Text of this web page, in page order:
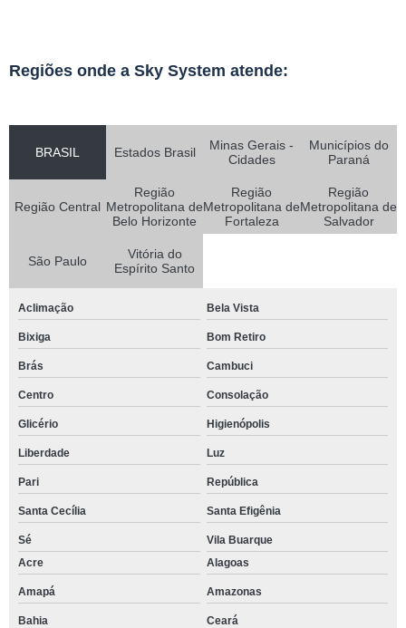
Regiões onde a Sky System atende:
BRASIL Estados Brasil
Minas Gerais -
Cidades
Municípios do
Paraná
Região Central
Região
Metropolitana de
Belo Horizonte
Região
Metropolitana de
Fortaleza
Região
Metropolitana de
Salvador
São Paulo
Vitória do
Espírito Santo
Aclimação Bela Vista
Bixiga Bom Retiro
Brás Cambuci
Centro Consolação
Glicério Higienópolis
Liberdade Luz
Pari República
Santa Cecília Santa Efigênia
Sé
Vila Buarque
Acre
Alagoas
Amapá Amazonas
Bahia Ceará